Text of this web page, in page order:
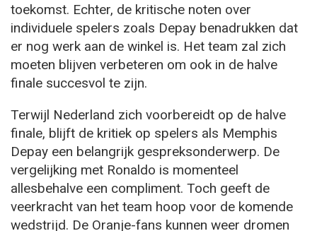
toekomst. Echter, de kritische noten over
individuele spelers zoals Depay benadrukken dat
er nog werk aan de winkel is. Het team zal zich
moeten blijven verbeteren om ook in de halve
finale succesvol te zijn.
Terwijl Nederland zich voorbereidt op de halve
finale, blijft de kritiek op spelers als Memphis
Depay een belangrijk gespreksonderwerp. De
vergelijking met Ronaldo is momenteel
allesbehalve een compliment. Toch geeft de
veerkracht van het team hoop voor de komende
wedstrijd. De Oranje-fans kunnen weer dromen